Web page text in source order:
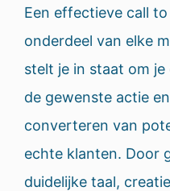
Een effectieve call
onderdeel van elke
stelt je in staat om
de gewenste actie
converteren van
echte klanten. Door
duidelijke taal,